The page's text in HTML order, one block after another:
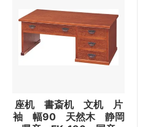
座机 書斎机 文机 片
袖 幅90 天然木 静岡